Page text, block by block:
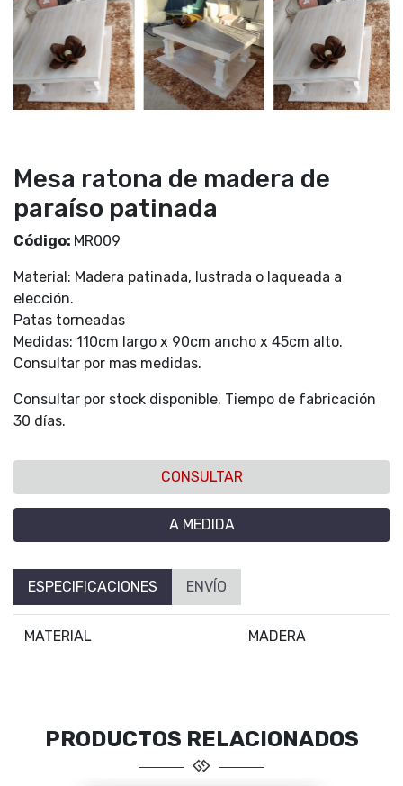
Mesa ratona de madera de
paraíso patinada
Código: MR009
Material: Madera patinada, lustrada o laqueada a
elección.
Patas torneadas
Medidas: 110cm largo x 90cm ancho x 45cm alto.
Consultar por mas medidas.
Consultar por stock disponible. Tiempo de fabricación
30 días.
CONSULTAR
A MEDIDA
ESPECIFICACIONES ENVÍO
MATERIAL MADERA
PRODUCTOS RELACIONADOS